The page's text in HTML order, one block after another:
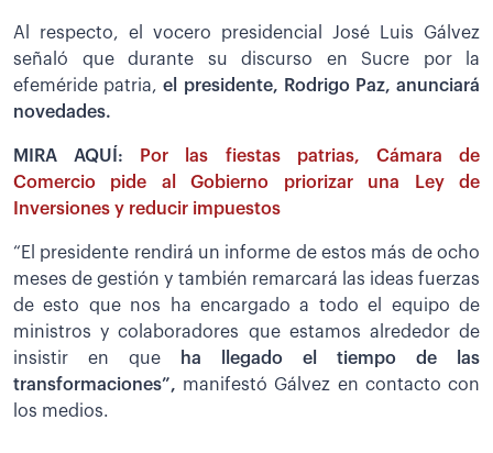
Al respecto, el vocero presidencial José Luis Gálvez
señaló que durante su discurso en Sucre por la
efeméride patria,el presidente, Rodrigo Paz, anunciará
novedades.
MIRA AQUÍ:
Por las fiestas patrias, Cámara de
Comercio pide al Gobierno priorizar una Ley de
Inversiones y reducir impuestos
“El presidente rendirá un informe de estos más de ocho
meses de gestión y también remarcará las ideas fuerzas
de esto que nos ha encargado a todo el equipo de
ministros y colaboradores que estamos alrededor de
insistir en que ha llegado el tiempo de las
transformaciones”, manifestó Gálvez en contacto con
los medios.